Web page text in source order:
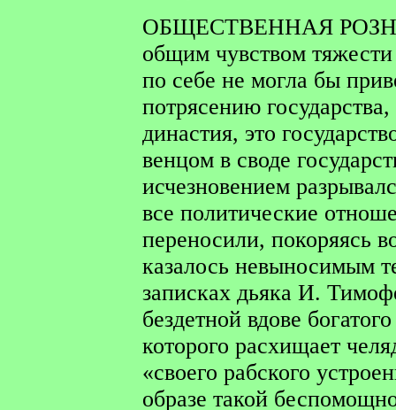
ОБЩЕСТВЕННАЯ
общим чувством тяжести
по себе не могла бы
потрясению
династия, это
венцом в своде
исчезновением
все политические
переносили, покоряясь
казалось невыносимым
записках дьяка И.
бездетной вдове
которого расхищает
«своего рабского
образе такой